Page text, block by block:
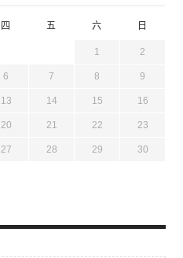
四 五 六 日
1 2
6 7 8 9
13 14 15 16
20 21 22 23
27 28 29 30